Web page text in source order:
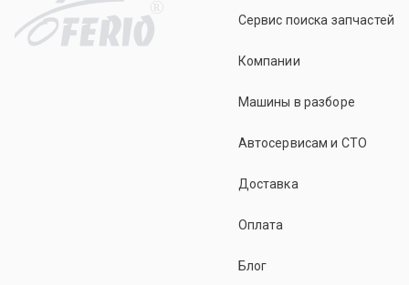
R
Сервис поиска запчастей
Компании
Машины в разборе
Автосервисам и СТО
Доставка
Оплата
Блог